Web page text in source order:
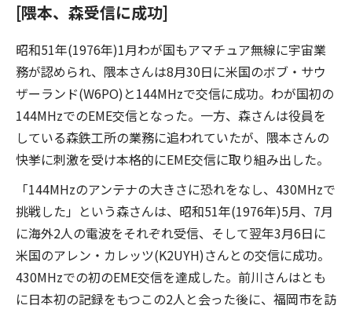
[隈本、森受信に成功]
昭和51年(1976年)1月わが国もアマチュア無線に宇宙業
務が認められ、隈本さんは8月30日に米国のボブ・サウ
ザーランド(W6PO)と144MHzで交信に成功。わが国初の
144MHzでのEME交信となった。一方、森さんは役員を
している森鉄工所の業務に追われていたが、隈本さんの
快挙に刺激を受け本格的にEME交信に取り組み出した。
「144MHzのアンテナの大きさに恐れをなし、430MHzで
挑戦した」という森さんは、昭和51年(1976年)5月、7月
に海外2人の電波をそれぞれ受信、そして翌年3月6日に
米国のアレン・カレッツ(K2UYH)さんとの交信に成功。
430MHzでの初のEME交信を達成した。前川さんはとも
に日本初の記録をもつこの2人と会った後に、福岡市を訪